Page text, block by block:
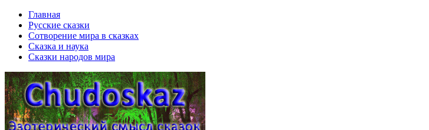
Главная
Русские сказки
Сотворение мира в сказках
Сказка и наука
Сказки народов мира